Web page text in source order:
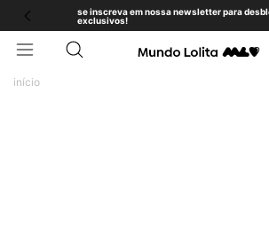
se inscreva em nossa newsletter para
exclusivos!
início